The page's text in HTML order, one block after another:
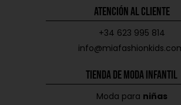
Atención al Cliente
+34 623 995 814
Tienda de Moda Infantil
Moda para niñas